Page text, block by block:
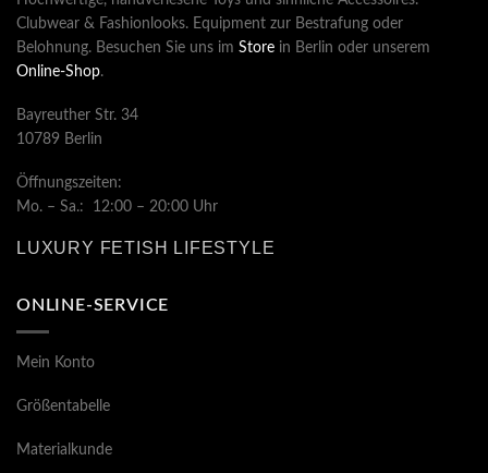
Clubwear & Fashionlooks. Equipment zur Bestrafung oder
Belohnung. Besuchen Sie uns im Store in Berlin oder unserem
Online-Shop.
Bayreuther Str. 34
10789 Berlin
Öffnungszeiten:
Mo. – Sa.: 12:00 – 20:00 Uhr
LUXURY FETISH LIFESTYLE
ONLINE-SERVICE
Mein Konto
Größentabelle
Materialkunde